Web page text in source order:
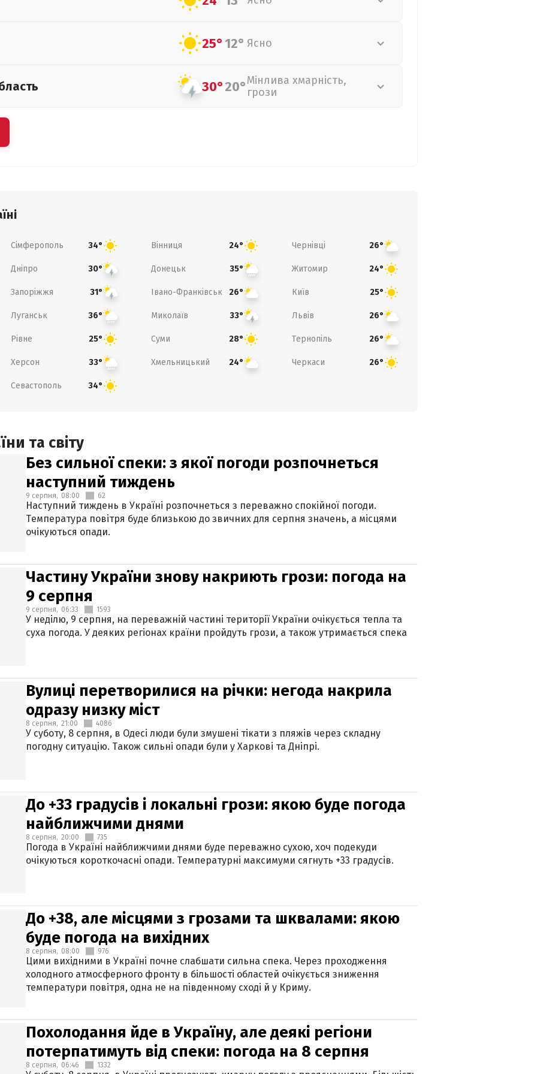
25°12° Ясно
30°20°Мінлива хмарність,
грози
Сімферополь 34° Вінниця 24° Чернівці 26°
Дніпро 30° Донецьк 35° Житомир 24°
Запоріжжя 31° Івано-Франківськ 26° Київ 25°
Луганськ 36° Миколаїв 33° Львів 26°
Рівне 25° Суми 28° Тернопіль 26°
Херсон 33° Хмельницький 24° Черкаси 26°
Севастополь 34°
та світу
Без сильної спеки: з якої погоди розпочнеться
наступний тиждень
9 серпня, 08:00 62
Наступний тиждень в Україні розпочнеться з переважно спокійної погоди.
Температура повітря буде близькою до звичних для серпня значень, а місцями
очікуються опади.
Частину України знову накриють грози: погода на
9 серпня
9 серпня, 06:33 1593
У неділю, 9 серпня, на переважній частині території України очікується тепла та
суха погода. У деяких регіонах країни пройдуть грози, а також утримається спека
Вулиці перетворилися на річки: негода накрила
одразу низку міст
8 серпня, 21:00 4086
У суботу, 8 серпня, в Одесі люди були змушені тікати з пляжів через складну
погодну ситуацію. Також сильні опади були у Харкові та Дніпрі.
До +33 градусів і локальні грози: якою буде погода
найближчими днями
8 серпня, 20:00 735
Погода в Україні найближчими днями буде переважно сухою, хоч подекуди
очікуються короткочасні опади. Температурні максимуми сягнуть +33 градусів.
До +38, але місцями з грозами та шквалами: якою
буде погода на вихідних
8 серпня, 08:00 976
Цими вихідними в Україні почне слабшати сильна спека. Через проходження
холодного атмосферного фронту в більшості областей очікується зниження
температури повітря, одна не на південному сході й у Криму.
Похолодання йде в Україну, але деякі регіони
потерпатимуть від спеки: погода на 8 серпня
8 серпня, 06:46 1332